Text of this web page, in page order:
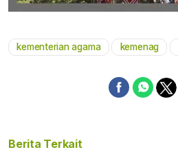
kementerian agama kemenag
Berita Terkait